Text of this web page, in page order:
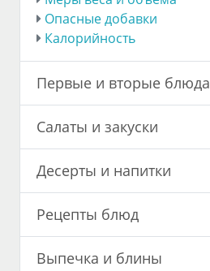
Опасные добавки
Калорийность
Первые и вторые блюда
Салаты и закуски
Десерты и напитки
Рецепты блюд
Выпечка и блины